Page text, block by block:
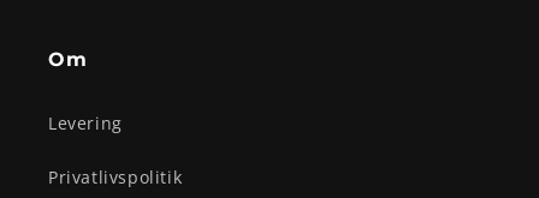
Om
Levering
Privatlivspolitik